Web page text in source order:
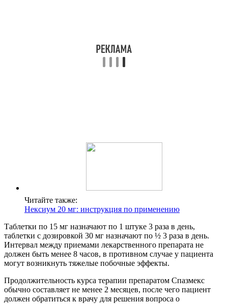
Читайте также:
Нексиум 20 мг: инструкция по применению
Таблетки по 15 мг назначают по 1 штуке 3 раза в день,
таблетки с дозировкой 30 мг назначают по ½ 3 раза в день.
Интервал между приемами лекарственного препарата не
должен быть менее 8 часов, в противном случае у пациента
могут возникнуть тяжелые побочные эффекты.
Продолжительность курса терапии препаратом Спазмекс
обычно составляет не менее 2 месяцев, после чего пациент
должен обратиться к врачу для решения вопроса о